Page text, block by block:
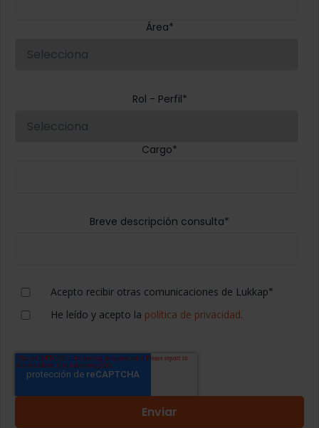
Área*
Rol - Perfil*
Cargo*
Breve descripción consulta*
Acepto recibir otras comunicaciones de Lukkap*
He leído y acepto la política de privacidad.